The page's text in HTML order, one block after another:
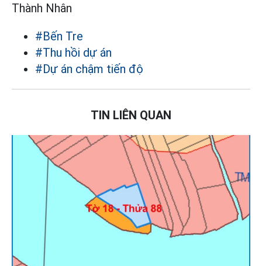
Thành Nhân
#Bến Tre
#Thu hồi dự án
#Dự án chậm tiến độ
TIN LIÊN QUAN